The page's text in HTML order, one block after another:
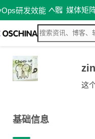
研发效能 媒体矩
zin
这
基础信息